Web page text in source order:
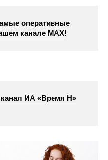
оперативные
канале МАХ!
ИА «Время Н»